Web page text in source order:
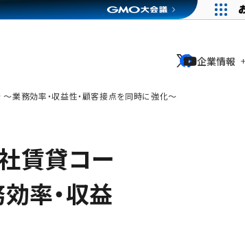
企業情報
企業情報
業務効率・収益性・顧客接点を同時に強化〜
賃貸コー
率・収益